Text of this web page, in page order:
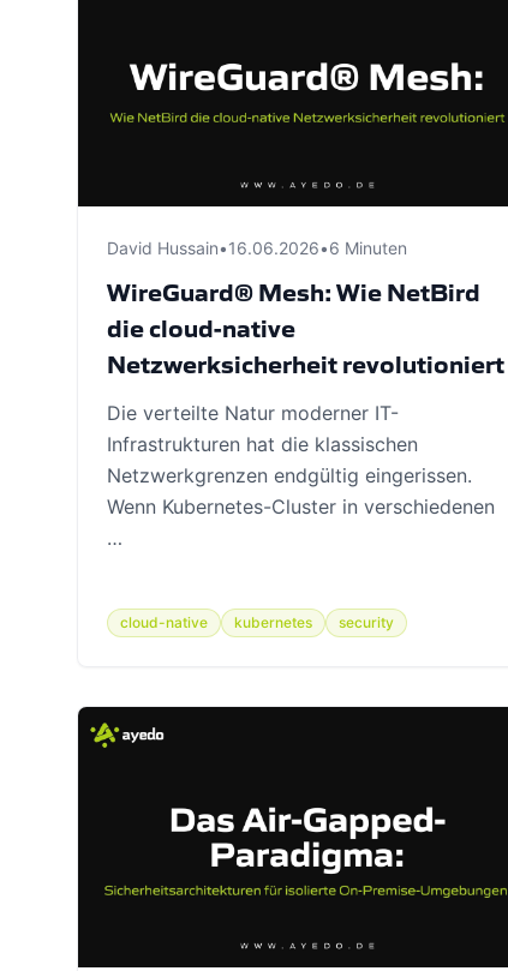
David Hussain•16.06.2026•6 Minuten
WireGuard® Mesh: Wie NetBird
die cloud-native
Netzwerksicherheit revolutioniert
Die verteilte Natur moderner IT-
Infrastrukturen hat die klassischen
Netzwerkgrenzen endgültig eingerissen.
Wenn Kubernetes-Cluster in verschiedenen
…
cloud-native kubernetes security